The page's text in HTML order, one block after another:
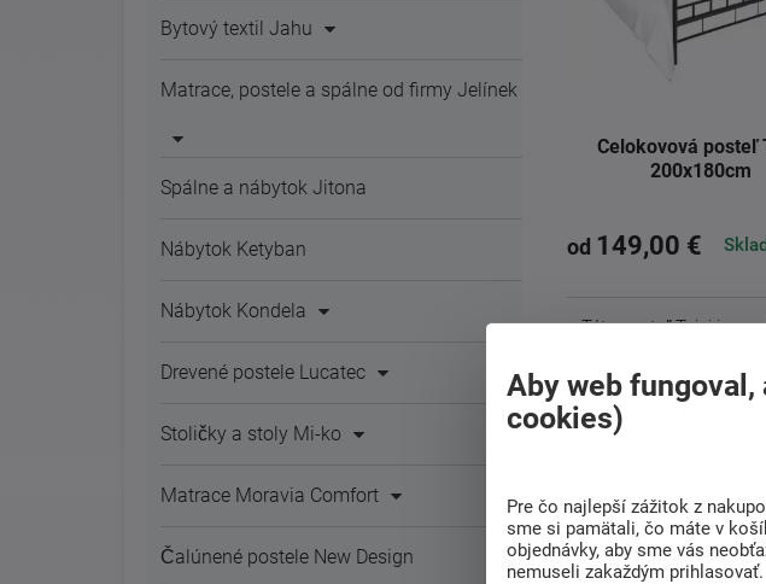
Bytový textil Jahu
Matrace, postele a spálne od firmy Jelínek
Spálne a nábytok Jitona
Nábytok Ketyban
Nábytok Kondela
Drevené postele Lucatec
Stoličky a stoly Mi-ko
Matrace Moravia Comfort
Čalúnené postele New Design
Celokovová posteľ
200x180cm
od 149,00 €
Táto posteľ Tajgi je
Detail
Aby web fungoval,
cookies)
Pre čo najlepší zážitok z
sme si pamätali, čo máte v
objednávky, aby sme vás
nemuseli zakaždým prihlasovať.